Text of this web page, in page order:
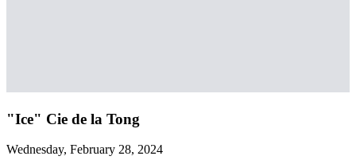
"Ice" Cie de la Tong
Wednesday, February 28, 2024